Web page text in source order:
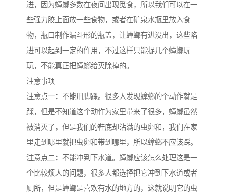
进，因为蟑螂多数在夜间出现觅食，所以我们可以在一
些强力胶上面放一些食物，或者在矿泉水瓶里放入食
物，瓶口制作漏斗形的瓶盖，让蟑螂有进没出，这些陷
进可以起到一定的作用，不过这样只能捉几个蟑螂玩
玩，不能真正把蟑螂给灭除掉的。
注意事项
注意点一：不能用脚踩。很多人发现蟑螂的个动作就是
踩，但是不知道这个动作为家里带来了很多，蟑螂虽然
被消灭了，但是我们的鞋底却沾满的虫卵和，我们在家
里走到哪里就把虫卵和带到哪里，所以蟑螂不应该踩。
注意点二：不能冲到下水道。蟑螂应该怎么处理这是一
个比较烦人的问题，很多人都选择把它冲到下水道或者
厕所，但是蟑螂是喜欢有水的地方的，这就说明它的虫